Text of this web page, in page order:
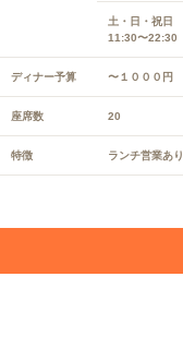
土・日・祝日
11:30〜22:30
ディナー予算 〜１０００円
座席数 20
特徴 ランチ営業あり